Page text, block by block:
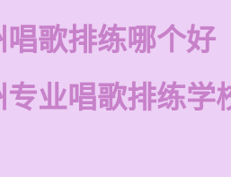
唱歌排练哪个好
专业唱歌排练学